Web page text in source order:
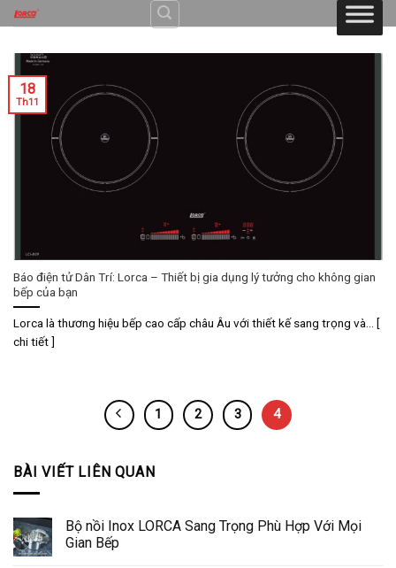
Skip
to
content
Báo điện tử Dân Trí: Lorca – Thiết bị gia dụng lý tưởng cho không gian
bếp của bạn
Lorca là thương hiệu bếp cao cấp châu Âu với thiết kế sang trọng và... [
chi tiết ]
18
Th11
1 2 3 4
BÀI VIẾT LIÊN QUAN
Bộ nồi Inox LORCA Sang Trọng Phù Hợp Với Mọi
Gian Bếp